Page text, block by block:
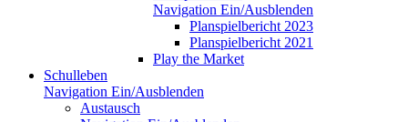
Navigation Ein/Ausblenden
Planspielbericht 2023
Planspielbericht 2021
Play the Market
Schulleben
Navigation Ein/Ausblenden
Austausch